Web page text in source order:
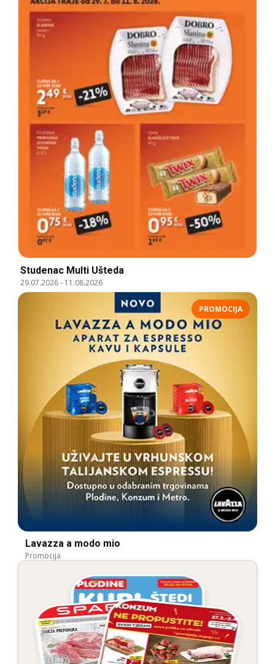
Studenac Multi Ušteda
29.07.2026- 11.08.2026
PROMOCIJA
Lavazza a modo mio
Promocija